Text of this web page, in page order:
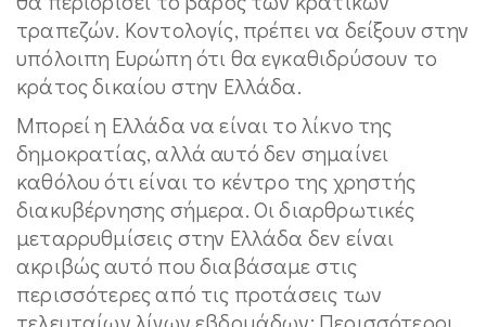
τραπεζών. Κοντολογίς, πρέπει να δείξουν στην
υπόλοιπη Ευρώπη ότι θα εγκαθιδρύσουν το
κράτος δικαίου στην Ελλάδα.
Μπορεί η Ελλάδα να είναι το λίκνο της
δημοκρατίας, αλλά αυτό δεν σημαίνει
καθόλου ότι είναι το κέντρο της χρηστής
διακυβέρνησης σήμερα. Οι διαρθρωτικές
μεταρρυθμίσεις στην Ελλάδα δεν είναι
ακριβώς αυτό που διαβάσαμε στις
περισσότερες από τις προτάσεις των